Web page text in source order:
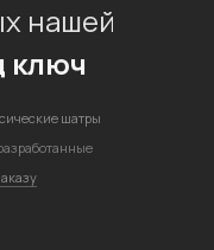
нашей
ключ
шатры